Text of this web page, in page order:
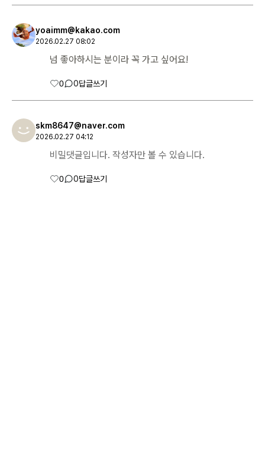
yoaimm@kakao.com
2026.02.27 08:02
넘 좋아하시는 분이라 꼭 가고 싶어요!
0 0답글쓰기
skm8647@naver.com
2026.02.27 04:12
비밀댓글입니다. 작성자만 볼 수 있습니다.
0 0답글쓰기